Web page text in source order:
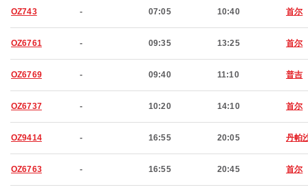
OZ743 - 07:05 10:40 首尔
OZ6761 - 09:35 13:25 首尔
OZ6769 - 09:40 11:10 普吉
OZ6737 - 10:20 14:10 首尔
OZ9414 - 16:55 20:05 丹帕
OZ6763 - 16:55 20:45 首尔